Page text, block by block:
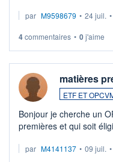
veux procéder à la
par M9598679 • 24 juil. •
4commentaires • 0j'aime
matières
ETF ET
Bonjour je cherche un
premières et qui soit
par M4141137 • 09 juil. •